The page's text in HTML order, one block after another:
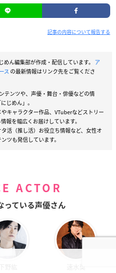
記事の内容について報告する
めん編集部が作成・配信しています。 ア
ス の最新情報はリンク先をご覧くださ
テンツや、声優・舞台・俳優などの情
じめん」。
キャラクター作品、VTuberなどストリー
報を幅広くお届けしています。
活（推し活）お役立ち情報など、女性オ
ツも発信しています。
ACTOR
っている声優さん